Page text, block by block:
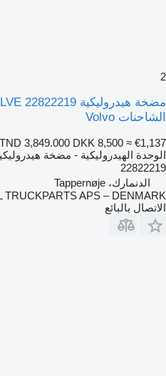
2
الشاحنات Volvo
TND 3,849.000 DKK 8,500 ≈ €1,137
الوحدة الهيدروليكية - مضخة
22822219
الدنمارك، Tappernøje
TRUCKPARTS APS – DENMARK
الاتصال بالبائع